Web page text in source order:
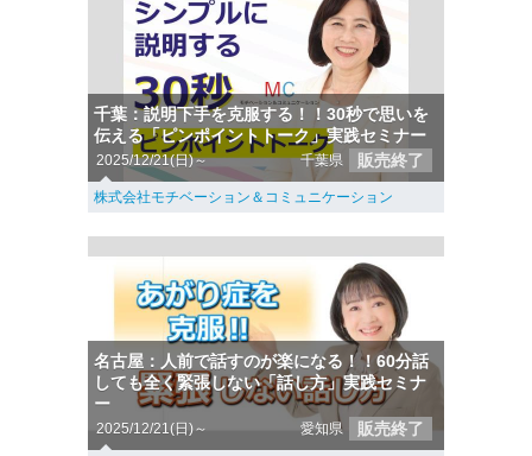
千葉：説明下手を克服する！！30秒で思いを
伝える「ピンポイントトーク」実践セミナー
2025/12/21(日)～ 千葉県 販売終了
株式会社モチベーション＆コミュニケーション
名古屋：人前で話すのが楽になる！！60分話
しても全く緊張しない「話し方」実践セミナ
ー
2025/12/21(日)～ 愛知県 販売終了